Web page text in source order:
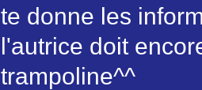
te donne les
l'autrice doit
trampoline^^